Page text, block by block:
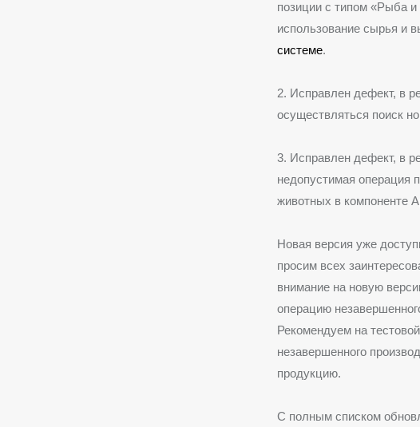
позиции с типом «Рыба
использование сырья и
системе.
2. Исправлен дефект, в
осуществляться поиск
3. Исправлен дефект, в
недопустимая операция
животных в компоненте
Новая версия уже
просим всех
внимание на новую
операцию
Рекомендуем на
незавершенного
продукцию.
С полным списком